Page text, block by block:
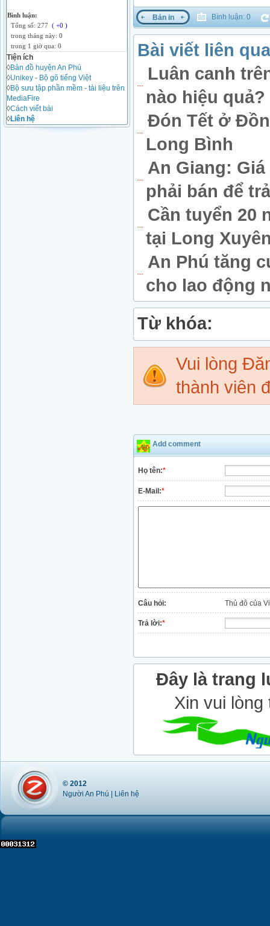
Bình luận:
Tổng số: 277 ( +0 )
trong tháng này: 0
trong 1 giờ qua: 0
Tiện ích
◊Bản đồ huyện An Phú
◊Unikey - Bộ gõ tiếng Việt
◊Bộ sưu tập phần mềm - tài liệu trên
MediaFire
◊Cách viết bài
◊Liên hệ
Bản in Bình luận: 0
Bài viết liên
Luân canh
nào hiệu quả?
Đón Tết ở
Long Bình
An Giang:
phải bán để
Cần tuyển 20
tại Long
An Phú tăng
cho lao động
Từ khóa:
Vui lòng
thành viên
Add comment
Họ tên:*
E-Mail:*
Câu hỏi: Thủ đô của
Trả lời:*
Đây là trang
Xin vui
© 2012
Người An Phú | Liên hệ